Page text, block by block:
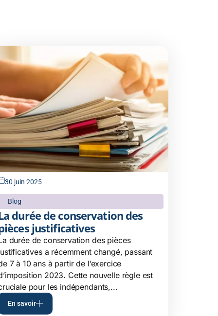
30 juin 2025
Blog
durée de conservation des
justificatives
durée de conservation des pièces
a récemment changé, passant
7 à 10 ans à partir de l’exercice
2023. Cette nouvelle règle est
pour les indépendants,...
En savoir